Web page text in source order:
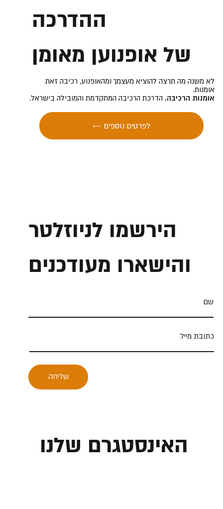
הירשמו לניוזלטר
והישארו מעודכנים
שליחה
← לפרטים נוספים
ההדרכה
של אופנוען מאומן
לא משנה מה תרצה להוציא מעצמך ומהאופנוע, רכיבה זאת
אומנות.
אומנות הרכיבה. הדרכת הרכיבה המתקדמת והמובילה בישראל.
האינסטגרם שלנו